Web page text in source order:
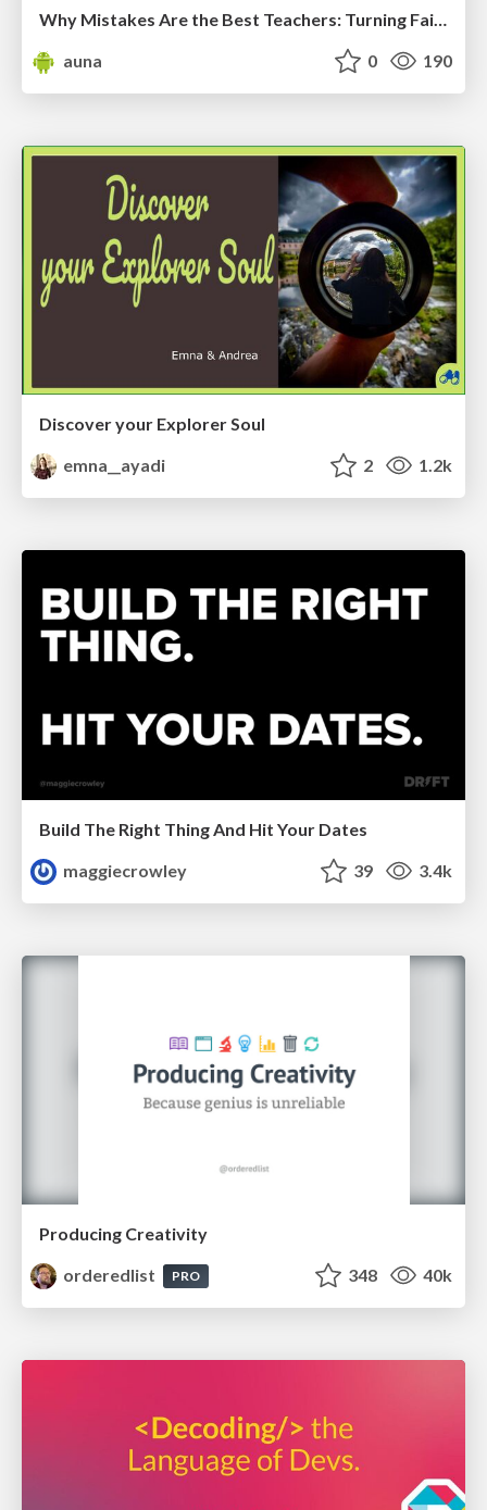
Why Mistakes Are the Best Teachers: Turning Failure into a Pathway for Growth
auna
0 190
Discover your Explorer Soul
emna__ayadi
2 1.2k
Build The Right Thing And Hit Your Dates
maggiecrowley
39 3.4k
Producing Creativity
orderedlist
PRO 348 40k